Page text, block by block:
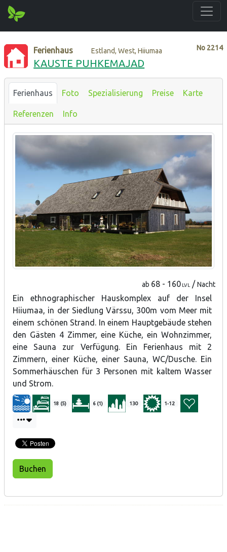
No 2214
Ferienhaus Estland, West, Hiiumaa
KAUSTE PUHKEMAJAD
Ferienhaus Foto Spezialisierung Preise Karte
Referenzen Info
ab 68 - 160 LVL /Nacht
Ein ethnographischer Hauskomplex auf der Insel
Hiiumaa, in der Siedlung Värssu, 300m vom Meer mit
einem schönen Strand. In einem Hauptgebäude stehen
den Gästen 4 Zimmer, eine Küche, ein Wohnzimmer,
eine Sauna zur Verfügung. Ein Ferienhaus mit 2
Zimmern, einer Küche, einer Sauna, WC/Dusche. Ein
Sommerhäuschen für 3 Personen mit kaltem Wasser
und Strom.
18 (5) 6 (1) 130 1-12
Buchen